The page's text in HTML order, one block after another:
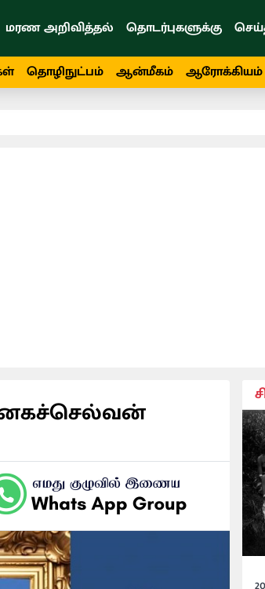
மரண அறிவித்தல் தொடர்புகளுக்கு
தொழிநுட்பம் ஆன்மீகம் ஆரோக்கியம்